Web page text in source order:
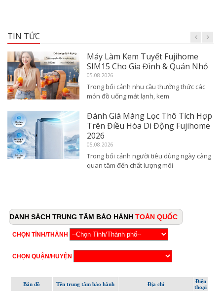
TIN TỨC
Máy Làm Kem Tuyết Fujihome
SIM15 Cho Gia Đình & Quán Nhỏ
05.08.2026
Trong bối cảnh nhu cầu thưởng thức các
món đồ uống mát lạnh, kem
Đánh Giá Màng Lọc Thô Tích Hợp
Trên Điều Hòa Di Động Fujihome
2026
05.08.2026
Trong bối cảnh người tiêu dùng ngày càng
quan tâm đến chất lượng môi